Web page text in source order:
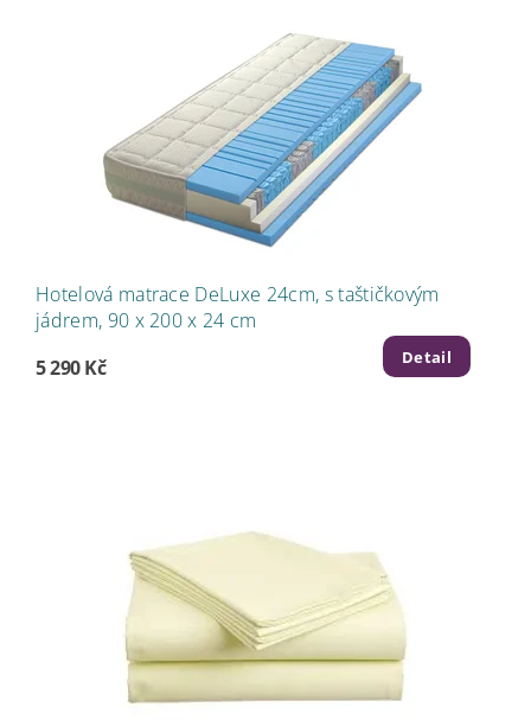
Hotelová matrace DeLuxe 24cm, s taštičkovým
jádrem, 90 x 200 x 24 cm
5 290 Kč
Detail